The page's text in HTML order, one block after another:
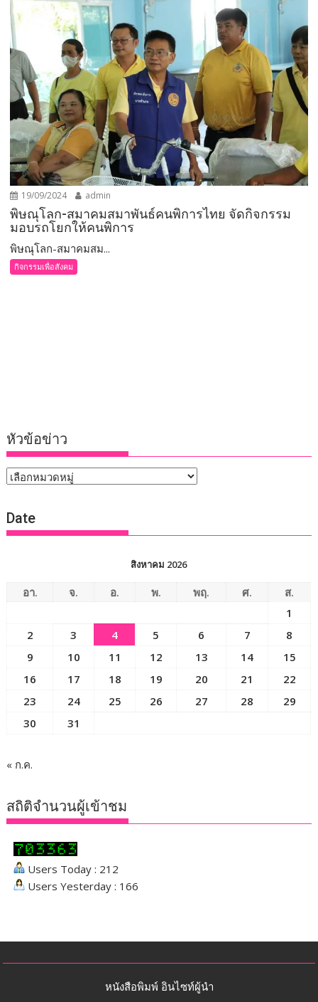
19/09/2024 admin
พิษณุโลก-สมาคมสมาพันธ์คนพิการไทย จัดกิจกรรม
มอบรถโยกให้คนพิการ
พิษณุโลก-สมาคมสม...
กิจกรรมเพื่อสังคม
หัวข้อข่าว
หัวข้อ
Date
สิงหาคม 2026
อา. จ. อ. พ. พฤ. ศ.
ส.
1
2
3 4 5 6 7
8
9
10 11 12 13 14
15
16
17 18 19 20 21
22
23
24 25 26 27 28
29
30
31
« ก.ค.
สถิติจำนวนผู้เข้าชม
Users Today : 212
Users Yesterday : 166
หนังสือพิมพ์ อินไซท์ผู้นำ